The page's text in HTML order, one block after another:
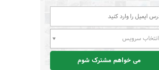
انتخاب سرویس
می خواهم مشترک شوم